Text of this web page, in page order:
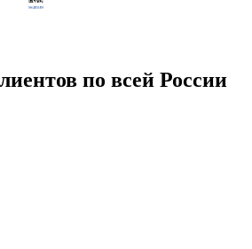
по всей России